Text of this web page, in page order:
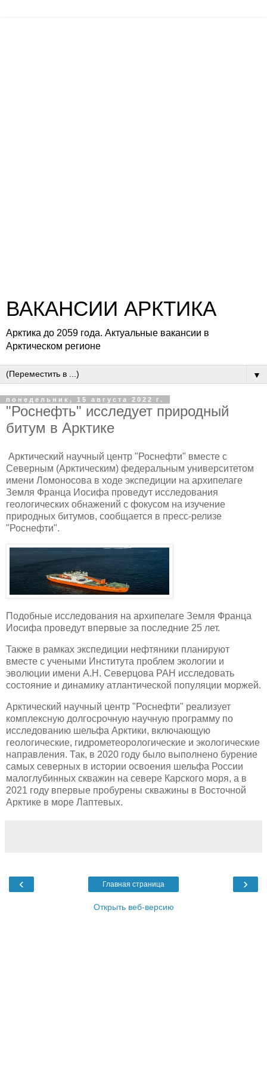
ВАКАНСИИ АРКТИКА
Арктика до 2059 года. Актуальные вакансии в
Арктическом регионе
▼
понедельник, 15 августа 2022 г.
"Роснефть" исследует природный
битум в Арктике
Арктический научный центр "Роснефти" вместе с
Северным (Арктическим) федеральным университетом
имени Ломоносова в ходе экспедиции на архипелаге
Земля Франца Иосифа проведут исследования
геологических обнажений с фокусом на изучение
природных битумов, сообщается в пресс-релизе
"Роснефти".
Подобные исследования на архипелаге Земля Франца
Иосифа проведут впервые за последние 25 лет.
Также в рамках экспедиции нефтяники планируют
вместе с учеными Института проблем экологии и
эволюции имени А.Н. Северцова РАН исследовать
состояние и динамику атлантической популяции моржей.
Арктический научный центр "Роснефти" реализует
комплексную долгосрочную научную программу по
исследованию шельфа Арктики, включающую
геологические, гидрометеорологические и экологические
направления. Так, в 2020 году было выполнено бурение
самых северных в истории освоения шельфа России
малоглубинных скважин на севере Карского моря, а в
2021 году впервые пробурены скважины в Восточной
Арктике в море Лаптевых.
‹ ›
Главная страница
Открыть веб-версию